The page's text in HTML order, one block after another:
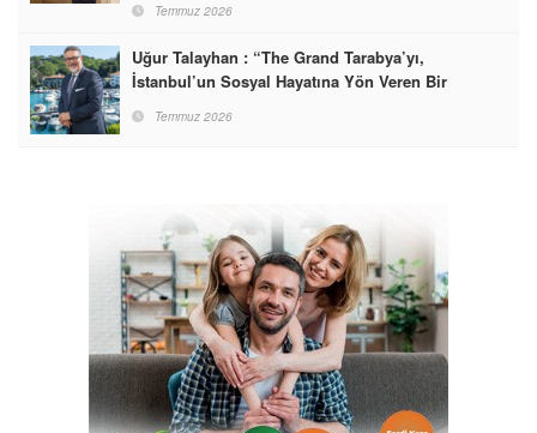
Temmuz 2026
Uğur Talayhan : “The Grand Tarabya’yı,
İstanbul’un Sosyal Hayatına Yön Veren Bir
Destinasyon Haline Getirmeyi Hedefliyorum”
Temmuz 2026